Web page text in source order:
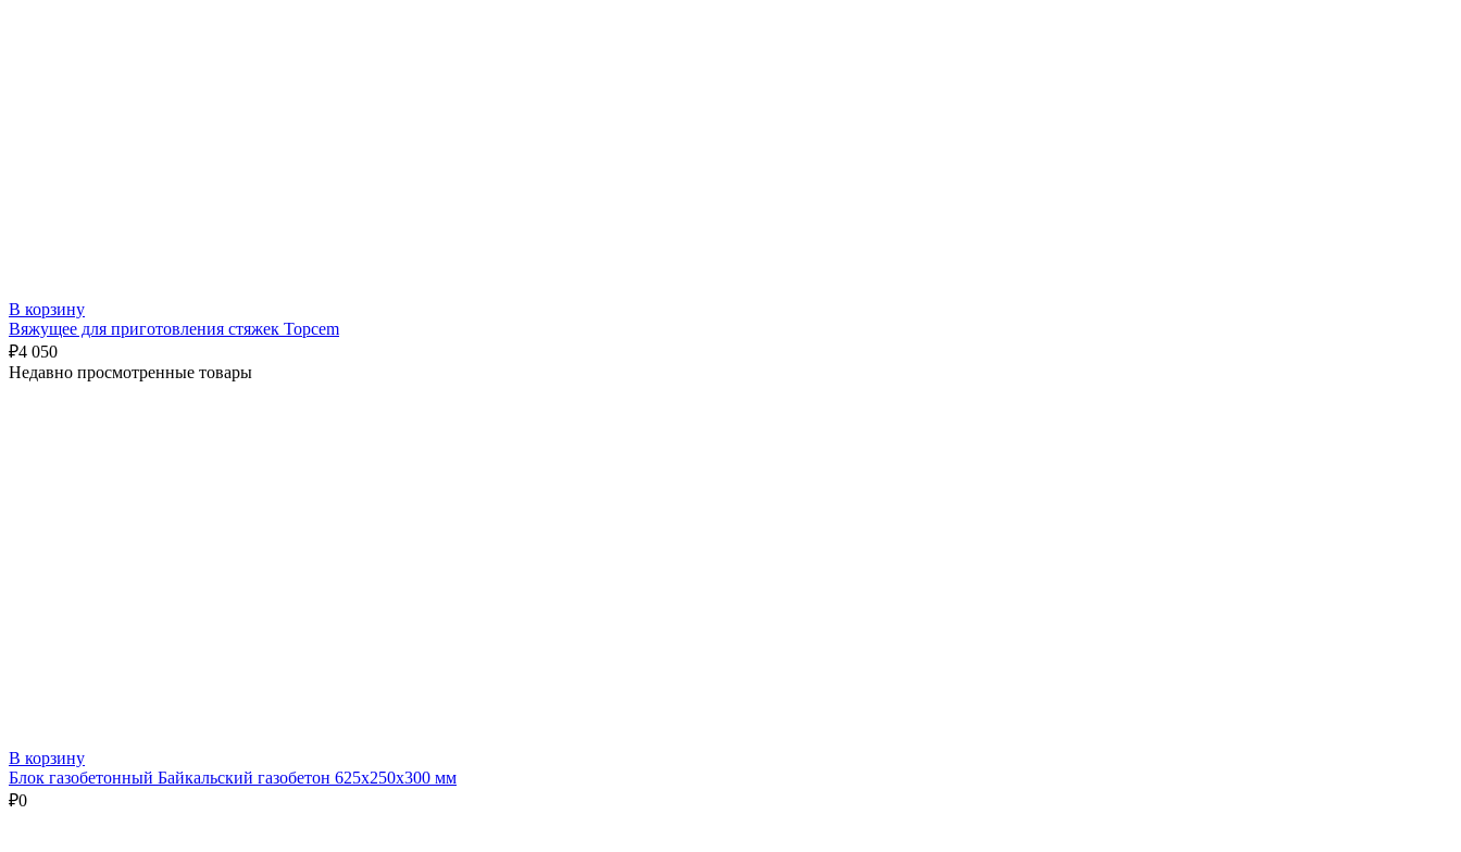
В корзину
Вяжущее для приготовления стяжек Topcem
₽4 050
Недавно просмотренные товары
В корзину
Блок газобетонный Байкальский газобетон 625х250х300 мм
₽0